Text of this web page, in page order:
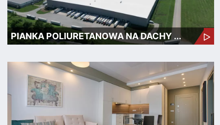
PIANKA POLIURETANOWA NA DACHY ...